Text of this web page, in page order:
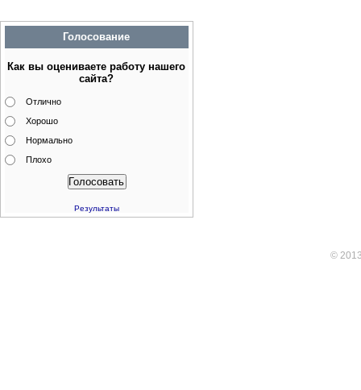
Голосование
Как вы оцениваете работу нашего
сайта?
Отлично
Хорошо
Нормально
Плохо
Результаты
©